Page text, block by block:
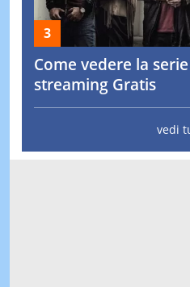
Come vedere la
streaming Gratis
vedi